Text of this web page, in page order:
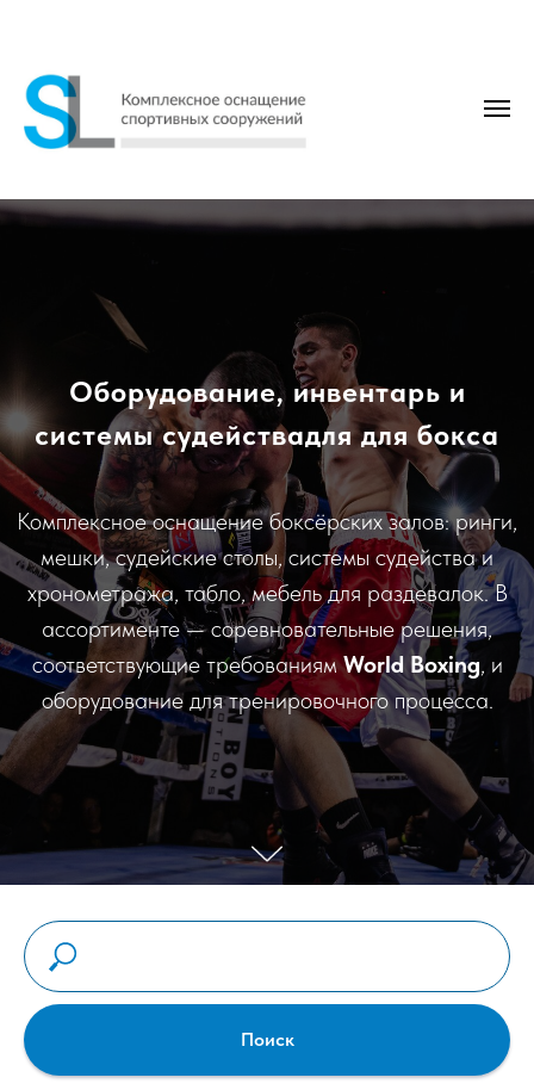
Оборудование, инвентарь и
системы судействадля для бокса
Комплексное оснащение боксёрских залов: ринги,
мешки, судейские столы, системы судейства и
хронометража, табло, мебель для раздевалок. В
ассортименте — соревновательные решения,
соответствующие требованиямWorld Boxing, и
оборудование для тренировочного процесса.
Поиск